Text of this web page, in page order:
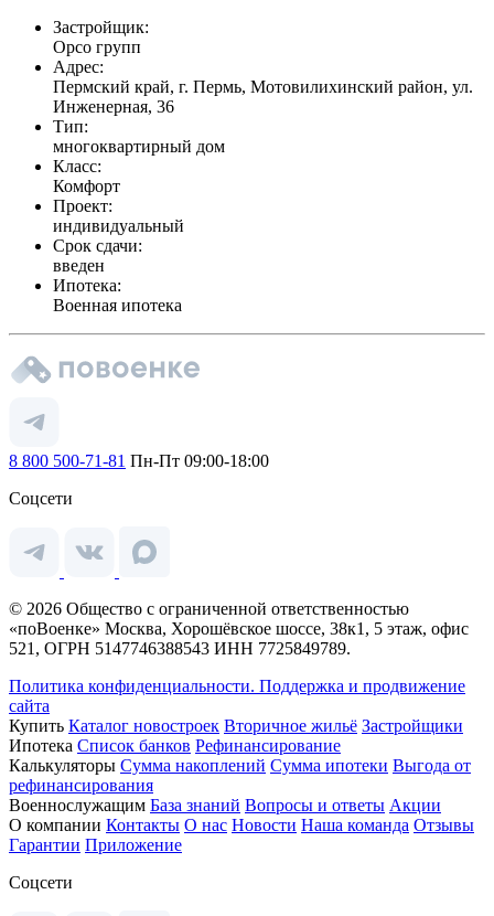
Застройщик:
Орсо групп
Адрес:
Пермский край, г. Пермь, Мотовилихинский район, ул.
Инженерная, 36
Тип:
многоквартирный дом
Класс:
Комфорт
Проект:
индивидуальный
Срок сдачи:
введен
Ипотека:
Военная ипотека
8 800 500-71-81 Пн-Пт 09:00-18:00
Соцсети
© 2026 Общество с ограниченной ответственностью
«поВоенке» Москва, Хорошёвское шоссе, 38к1, 5 этаж, офис
521, ОГРН 5147746388543 ИНН 7725849789.
Политика конфиденциальности. Поддержка и продвижение
сайта
Купить Каталог новостроек Вторичное жильё Застройщики
Ипотека Список банков Рефинансирование
Калькуляторы Сумма накоплений Сумма ипотеки Выгода от
рефинансирования
Военнослужащим База знаний Вопросы и ответы Акции
О компании Контакты О нас Новости Наша команда Отзывы
Гарантии Приложение
Соцсети